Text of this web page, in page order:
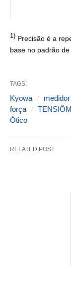
1) Precisão é a
base no padrão
TAGS:
Kyowa
força
Ótico
RELATED POST